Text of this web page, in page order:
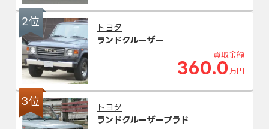
2位
トヨタ
ランドクルーザー
買取金額
360.0 万円
3位
トヨタ
ランドクルーザープラド